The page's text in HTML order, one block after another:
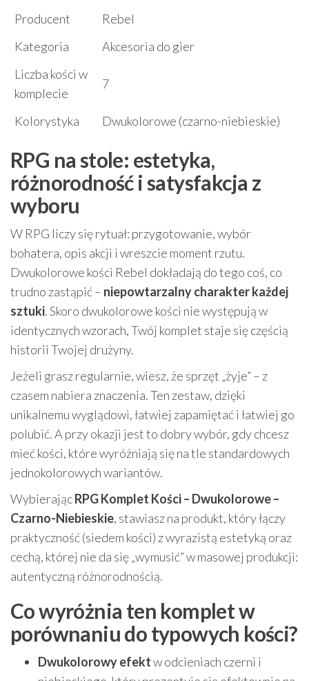
Producent
Rebel
Kategoria
Akcesoria do gier
Liczba kości w
komplecie
7
Kolorystyka Dwukolorowe (czarno-niebieskie)
RPG na stole: estetyka,
różnorodność i satysfakcja z
wyboru
W RPG liczy się rytuał: przygotowanie, wybór
bohatera, opis akcji i wreszcie moment rzutu.
Dwukolorowe kości Rebel dokładają do tego coś, co
trudno zastąpić – niepowtarzalny charakter każdej
sztuki. Skoro dwukolorowe kości nie występują w
identycznych wzorach, Twój komplet staje się częścią
historii Twojej drużyny.
Jeżeli grasz regularnie, wiesz, że sprzęt „żyje” – z
czasem nabiera znaczenia. Ten zestaw, dzięki
unikalnemu wyglądowi, łatwiej zapamiętać i łatwiej go
polubić. A przy okazji jest to dobry wybór, gdy chcesz
mieć kości, które wyróżniają się na tle standardowych
jednokolorowych wariantów.
WybierającRPG Komplet Kości – Dwukolorowe –
Czarno-Niebieskie, stawiasz na produkt, który łączy
praktyczność (siedem kości) z wyrazistą estetyką oraz
cechą, której nie da się „wymusić” w masowej produkcji:
autentyczną różnorodnością.
Co wyróżnia ten komplet w
porównaniu do typowych kości?
Dwukolorowy efektw odcieniach czerni i